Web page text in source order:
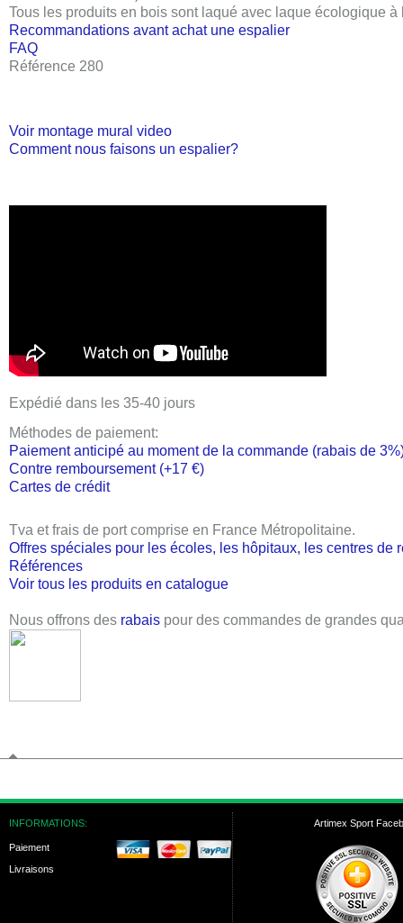
Tous les produits en bois sont laqué avec laque écologique à
Recommandations avant achat une espalier
FAQ
Référence 280
Voir montage mural video
Comment nous faisons un espalier?
Expédié dans les 35-40 jours
Méthodes de paiement:
Paiement anticipé au moment de la commande (rabais de
Contre remboursement (+17 €)
Cartes de crédit
Tva et frais de port comprise en France Métropolitaine.
Offres spéciales pour les écoles, les hôpitaux, les centres de
Références
Voir tous les produits en catalogue
Nous offrons des rabais pour des commandes de grandes
INFORMATIONS:
Paiement
Livraisons
Artimex Sport